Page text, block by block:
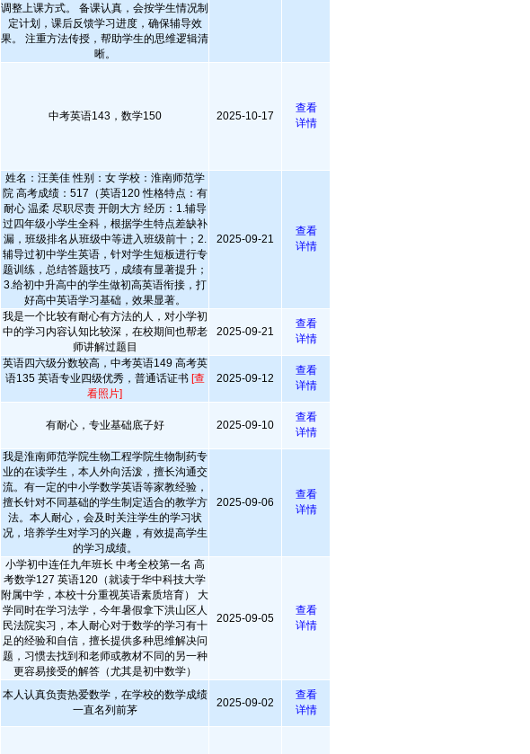
调整上课方式。 备课认真，会按学生情况制
定计划，课后反馈学习进度，确保辅导效
果。 注重方法传授，帮助学生的思维逻辑清
晰。
中考英语143，数学150 2025-10-17
查看
详情
姓名：汪美佳 性别：女 学校：淮南师范学
院 高考成绩：517（英语120 性格特点：有
耐心 温柔 尽职尽责 开朗大方 经历：1.辅导
过四年级小学生全科，根据学生特点差缺补
漏，班级排名从班级中等进入班级前十；2.
辅导过初中学生英语，针对学生短板进行专
题训练，总结答题技巧，成绩有显著提升；
3.给初中升高中的学生做初高英语衔接，打
好高中英语学习基础，效果显著。
2025-09-21
查看
详情
我是一个比较有耐心有方法的人，对小学初
中的学习内容认知比较深，在校期间也帮老
师讲解过题目
2025-09-21
查看
详情
英语四六级分数较高，中考英语149 高考英
语135 英语专业四级优秀，普通话证书 [查
看照片]
2025-09-12
查看
详情
有耐心，专业基础底子好 2025-09-10
查看
详情
我是淮南师范学院生物工程学院生物制药专
业的在读学生，本人外向活泼，擅长沟通交
流。有一定的中小学数学英语等家教经验，
擅长针对不同基础的学生制定适合的教学方
法。本人耐心，会及时关注学生的学习状
况，培养学生对学习的兴趣，有效提高学生
的学习成绩。
2025-09-06
查看
详情
小学初中连任九年班长 中考全校第一名 高
考数学127 英语120（就读于华中科技大学
附属中学，本校十分重视英语素质培育） 大
学同时在学习法学，今年暑假拿下洪山区人
民法院实习，本人耐心对于数学的学习有十
足的经验和自信，擅长提供多种思维解决问
题，习惯去找到和老师或教材不同的另一种
更容易接受的解答（尤其是初中数学）
2025-09-05
查看
详情
本人认真负责热爱数学，在学校的数学成绩
一直名列前茅
2025-09-02
查看
详情